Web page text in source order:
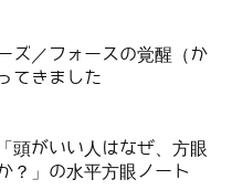
ズ／フォースの覚醒（か
てきました
頭がいい人はなぜ、方眼
？」の水平方眼ノート